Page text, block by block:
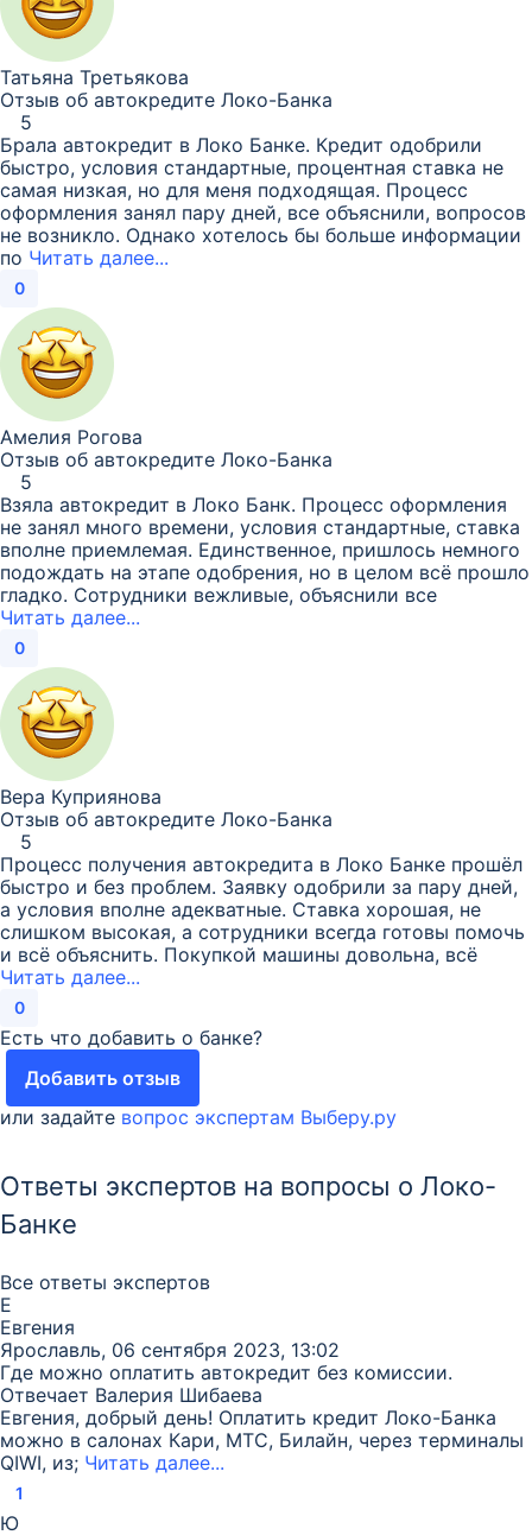
Татьяна Третьякова
Отзыв об автокредите Локо-Банка
5
Брала автокредит в Локо Банке. Кредит одобрили
быстро, условия стандартные, процентная ставка не
самая низкая, но для меня подходящая. Процесс
оформления занял пару дней, все объяснили, вопросов
не возникло. Однако хотелось бы больше информации
по Читать далее...
0
Амелия Рогова
Отзыв об автокредите Локо-Банка
5
Взяла автокредит в Локо Банк. Процесс оформления
не занял много времени, условия стандартные, ставка
вполне приемлемая. Единственное, пришлось немного
подождать на этапе одобрения, но в целом всё прошло
гладко. Сотрудники вежливые, объяснили все
Читать далее...
0
Вера Куприянова
Отзыв об автокредите Локо-Банка
5
Процесс получения автокредита в Локо Банке прошёл
быстро и без проблем. Заявку одобрили за пару дней,
а условия вполне адекватные. Ставка хорошая, не
слишком высокая, а сотрудники всегда готовы помочь
и всё объяснить. Покупкой машины довольна, всё
Читать далее...
0
Есть что добавить о банке?
Добавить отзыв
или задайте вопрос экспертам Выберу.ру
Ответы экспертов на вопросы о Локо-
Банке
Все ответы экспертов
Е
Евгения
Ярославль, 06 сентября 2023, 13:02
Где можно оплатить автокредит без комиссии.
Отвечает Валерия Шибаева
Евгения, добрый день! Оплатить кредит Локо-Банка
можно в салонах Кари, МТС, Билайн, через терминалы
QIWI, из; Читать далее...
1
Ю